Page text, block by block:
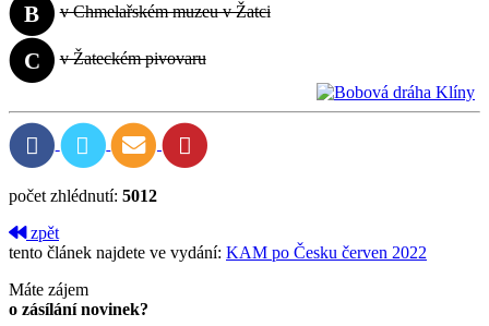
B v Chmelařském muzeu v Žatci
C v Žateckém pivovaru
počet zhlédnutí: 5012
zpět
tento článek najdete ve vydání: KAM po Česku červen 2022
Máte zájem
o zásílání novinek?